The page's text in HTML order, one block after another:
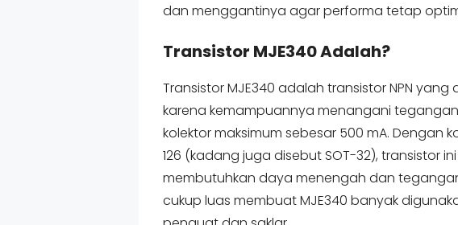
dan menggantinya agar performa tetap
Transistor MJE340 Adalah?
Transistor MJE340 adalah transistor NPN
karena kemampuannya menangani
kolektor maksimum sebesar 500 mA. Dengan
126 (kadang juga disebut SOT-32), transistor
membutuhkan daya menengah dan
cukup luas membuat MJE340 banyak